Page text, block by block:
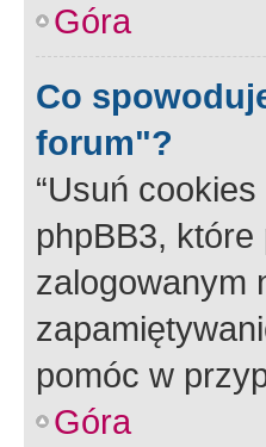
Góra
Co
forum"?
“Usuń
phpBB3,
zalogowanym
pomóc w
Góra